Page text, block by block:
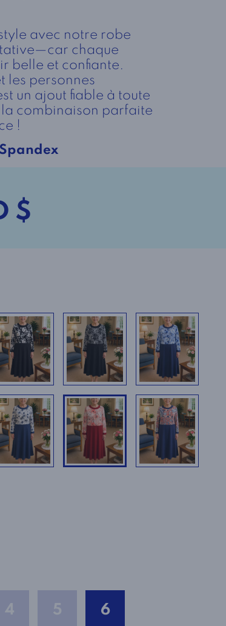
avec notre robe
chaque
belle et confiante.
les personnes
un ajout fiable à toute
combinaison parfaite
!
$
4 5 6